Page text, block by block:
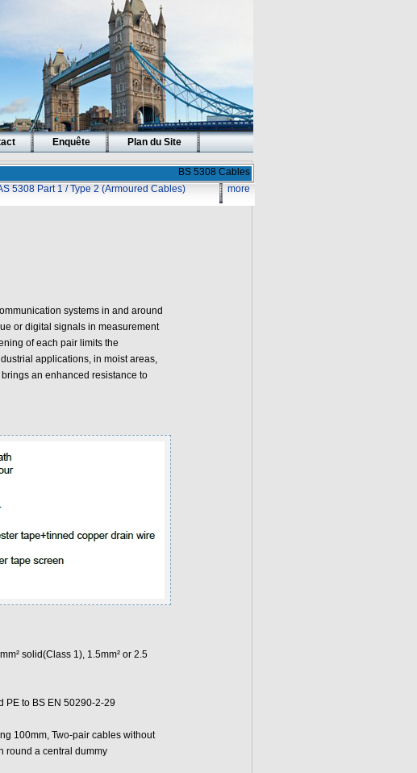
Enquête
Plan du Site
BS 5308 Cables
5308 Part 1 / Type 2 (Armoured Cables) more
systems in and around
or digital signals in measurement
of each pair limits the
applications, in moist areas,
an enhanced resistance to
solid(Class 1), 1.5mm² or 2.5
PE to BS EN 50290-2-29
100mm, Two-pair cables without
round a central dummy